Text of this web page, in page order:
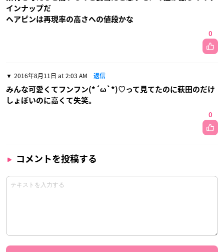
インナップだ
ヘアピンは再現率の高さへの値段かな
0
2016年8月11日 at 2:03 AM 返信
みんな可愛くてフンフン(*´ω`*)♡って見てたのに萩田のだけ
しょぼいのに高くて失笑。
0
コメントを投稿する